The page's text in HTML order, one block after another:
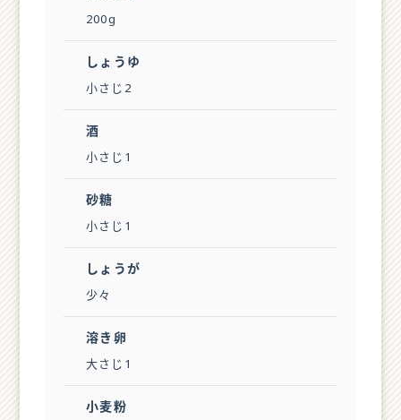
200g
しょうゆ
小さじ2
酒
小さじ1
砂糖
小さじ1
しょうが
少々
溶き卵
大さじ1
小麦粉